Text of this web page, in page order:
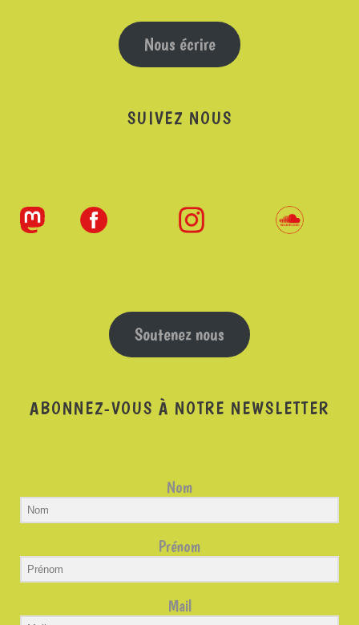
Nous écrire
SUIVEZ NOUS
Soutenez nous
ABONNEZ-VOUS À NOTRE NEWSLETTER
Nom
Prénom
Mail